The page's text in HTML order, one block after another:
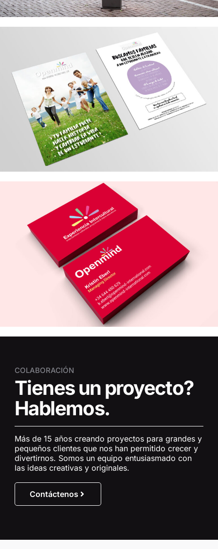
COLABORACIÓN
Tienes un proyecto?
Hablemos.
Más de 15 años creando proyectos para grandes y
pequeños clientes que nos han permitido crecer y
divertirnos. Somos un equipo entusiasmado con
las ideas creativas y originales.
Contáctenos